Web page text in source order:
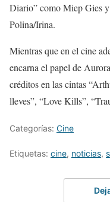
Diario” como Miep Gies
Polina/Irina.
Mientras que en el cine
encarna el papel de
créditos en las cintas
lleves”, “Love Kills”,
Categorías: Cine
Etiquetas: cine, noticias,